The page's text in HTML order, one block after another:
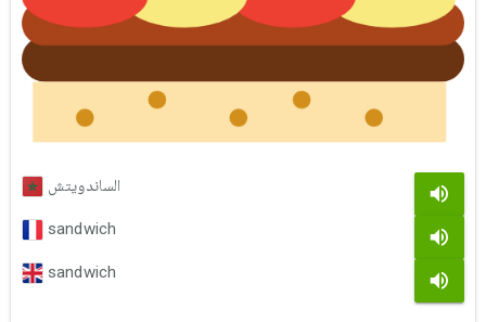
الساندويتش
sandwich
sandwich